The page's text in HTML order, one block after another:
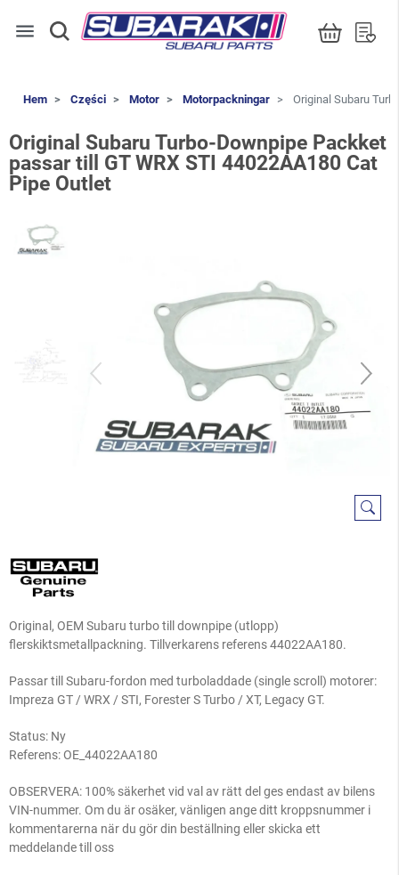
menu
Hem Części Motor Motorpackningar Original Subaru
Original Subaru Turbo-Downpipe Packket
passar till GT WRX STI 44022AA180 Cat
Pipe Outlet
Original, OEM Subaru turbo till downpipe (utlopp)
flerskiktsmetallpackning. Tillverkarens referens 44022AA180.
Passar till Subaru-fordon med turboladdade (single scroll) motorer:
Impreza GT / WRX / STI, Forester S Turbo / XT, Legacy GT.
Status: Ny
Referens:OE_44022AA180
OBSERVERA: 100% säkerhet vid val av rätt del ges endast av bilens
VIN-nummer. Om du är osäker, vänligen ange ditt kroppsnummer i
kommentarerna när du gör din beställning eller skicka ett
meddelande till oss